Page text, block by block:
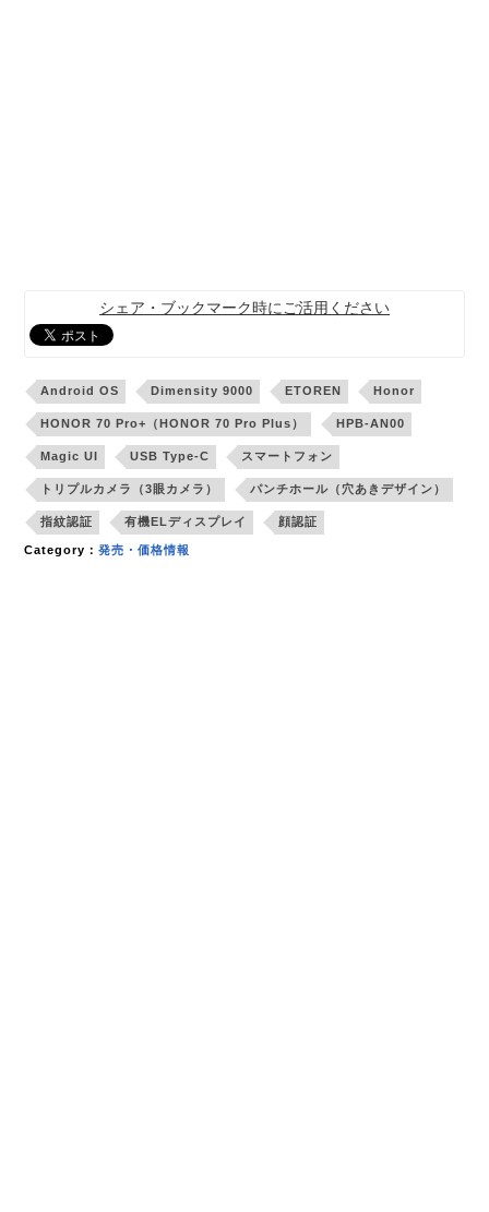
シェア・ブックマーク時にご活用ください
Android OS Dimensity 9000 ETOREN Honor
HONOR 70 Pro+（HONOR 70 Pro Plus） HPB-AN00
Magic UI USB Type-C スマートフォン
トリプルカメラ（3眼カメラ） パンチホール（穴あきデザイン）
指紋認証 有機ELディスプレイ 顔認証
Category：発売・価格情報